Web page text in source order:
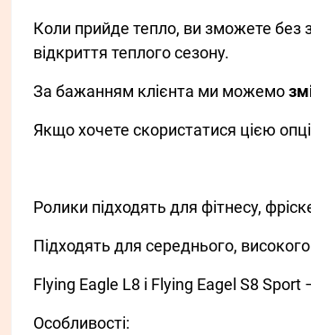
Коли прийде тепло, ви зможете без
відкриття теплого сезону.
За бажанням клієнта ми можемо
Якщо хочете скористатися цією
Ролики підходять для фітнесу,
Підходять для середнього,
Flying Eagle L8 і Flying Eagel S8 Sport
Особливості: